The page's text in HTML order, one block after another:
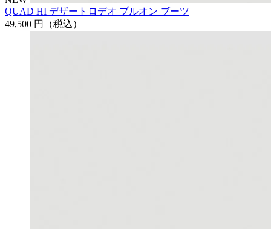
QUAD HI デザートロデオ プルオン ブーツ
49,500 円
（税込）